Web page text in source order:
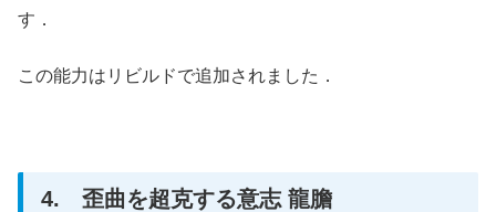
す．
この能力はリビルドで追加されました．
4. 歪曲を超克する意志 龍膽